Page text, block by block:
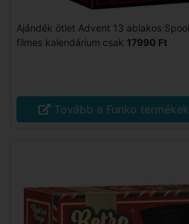
Ajándék ötlet Advent 13 ablakos
filmes kalendárium csak 17990 Ft
Tovább a Funko